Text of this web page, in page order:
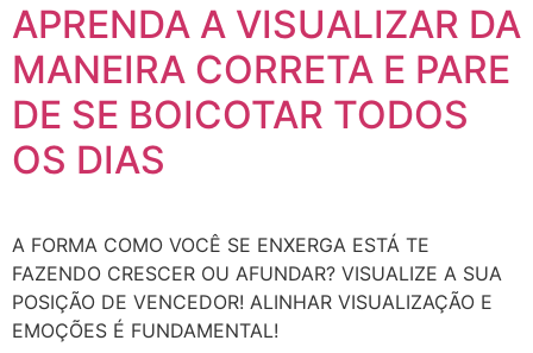
APRENDA A VISUALIZAR DA
MANEIRA CORRETA E PARE
DE SE BOICOTAR TODOS
OS DIAS
A FORMA COMO VOCÊ SE ENXERGA ESTÁ TE
FAZENDO CRESCER OU AFUNDAR? VISUALIZE A SUA
POSIÇÃO DE VENCEDOR! ALINHAR VISUALIZAÇÃO E
EMOÇÕES É FUNDAMENTAL!